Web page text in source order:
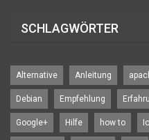
SCHLAGWÖRTER
Alternative Anleitung
Debian Empfehlung
Google+ Hilfe how to